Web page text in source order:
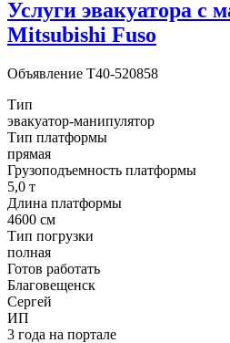
Услуги эвакуатора с
Mitsubishi Fuso
Объявление T40-520858
Тип
эвакуатор-манипулятор
Тип платформы
прямая
Грузоподъемность платформы
5,0 т
Длина платформы
4600 см
Тип погрузки
полная
Готов работать
Благовещенск
Сергей
ИП
3 года на портале